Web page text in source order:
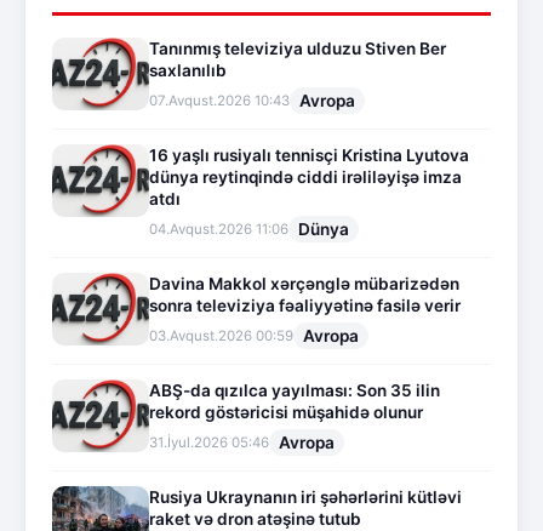
Tanınmış televiziya ulduzu Stiven Ber
saxlanılıb
07.Avqust.2026 10:43 Avropa
16 yaşlı rusiyalı tennisçi Kristina Lyutova
dünya reytinqində ciddi irəliləyişə imza
atdı
04.Avqust.2026 11:06 Dünya
Davina Makkol xərçənglə mübarizədən
sonra televiziya fəaliyyətinə fasilə verir
03.Avqust.2026 00:59 Avropa
ABŞ-da qızılca yayılması: Son 35 ilin
rekord göstəricisi müşahidə olunur
31.İyul.2026 05:46 Avropa
Rusiya Ukraynanın iri şəhərlərini kütləvi
raket və dron atəşinə tutub